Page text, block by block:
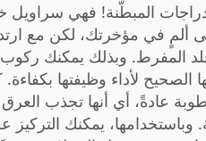
المبطَّنة! فهي
ألمٍ في مؤخرتك، لكن مع
المفرط. وبذلك يمكنك
لأداء وظيفتها بكفاءة.
عادةً، أي أنها تجذب
يمكنك التركيز